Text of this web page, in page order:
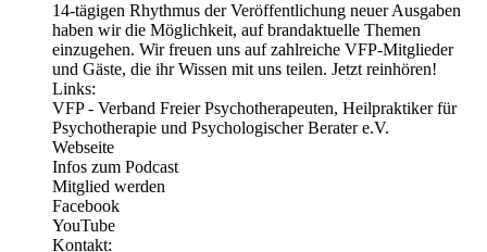
14-tägigen Rhythmus der Veröffentlichung neuer Ausgaben
haben wir die Möglichkeit, auf brandaktuelle Themen
einzugehen. Wir freuen uns auf zahlreiche VFP-Mitglieder
und Gäste, die ihr Wissen mit uns teilen. Jetzt reinhören!
Links:
VFP - Verband Freier Psychotherapeuten, Heilpraktiker für
Psychotherapie und Psychologischer Berater e.V.
Webseite
Infos zum Podcast
Mitglied werden
Facebook
YouTube
Kontakt: